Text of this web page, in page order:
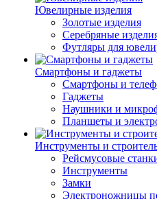
Ювелирные изделия
Золотые изделия
Серебряные
Футляры для
Смартфоны и гаджеты
Смартфоны и
Гаджеты
Наушники и
Планшеты и
Инструменты и
Рейсмусовые
Инструменты
Замки
Электроножницы